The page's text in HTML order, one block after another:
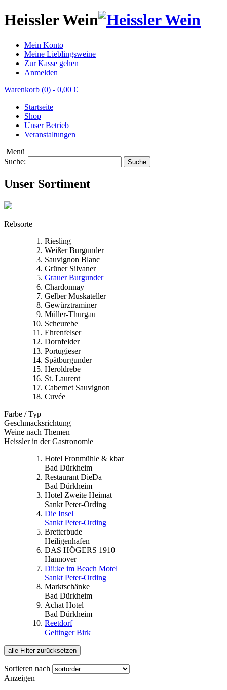
Heissler Wein
Mein Konto
Meine Lieblingsweine
Zur Kasse gehen
Anmelden
Warenkorb (0) - 0,00 €
Startseite
Shop
Unser Betrieb
Veranstaltungen
Menü
Suche:
Suche
Unser Sortiment
Rebsorte
Riesling
Weißer Burgunder
Sauvignon Blanc
Grüner Silvaner
Grauer Burgunder
Chardonnay
Gelber Muskateller
Gewürztraminer
Müller-Thurgau
Scheurebe
Ehrenfelser
Dornfelder
Portugieser
Spätburgunder
Heroldrebe
St. Laurent
Cabernet Sauvignon
Cuvée
Farbe / Typ
Geschmacksrichtung
Weine nach Themen
Heissler in der Gastronomie
Hotel Fronmühle & kbar
Bad Dürkheim
Restaurant DieDa
Bad Dürkheim
Hotel Zweite Heimat
Sankt Peter-Ording
Die Insel
Sankt Peter-Ording
Bretterbude
Heiligenhafen
DAS HÖGERS 1910
Hannover
Dii:ke im Beach Motel
Sankt Peter-Ording
Marktschänke
Bad Dürkheim
Achat Hotel
Bad Dürkheim
Reetdorf
Geltinger Birk
alle Filter zurücksetzen
Sortieren nach
Anzeigen